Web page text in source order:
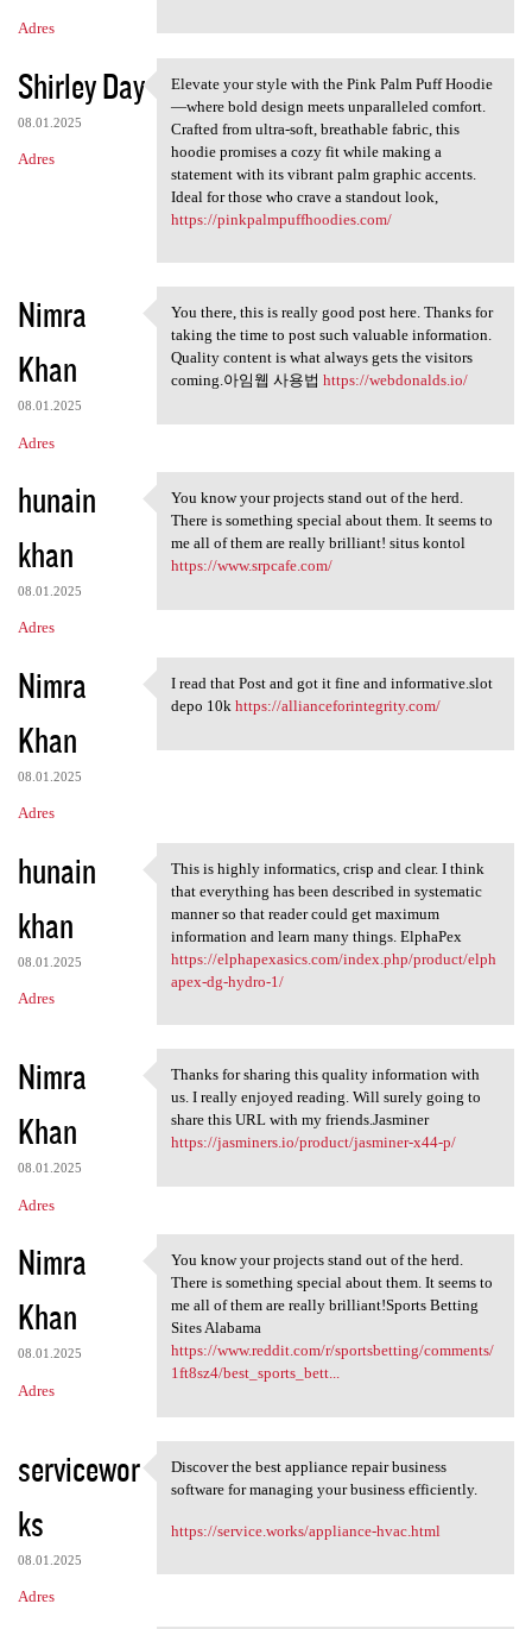
Adres
Shirley Day
08.01.2025
Adres
Elevate your style with the
Elevate your style with the Pink Palm Puff Hoodie
—where bold design meets unparalleled comfort.
Crafted from ultra-soft, breathable fabric, this
hoodie promises a cozy fit while making a
statement with its vibrant palm graphic accents.
Ideal for those who crave a standout look,
https://pinkpalmpuffhoodies.com/
Nimra
Khan
08.01.2025
Adres
You there, this is really
You there, this is really good post here. Thanks for
taking the time to post such valuable information.
Quality content is what always gets the visitors
coming.아임웹 사용법 https://webdonalds.io/
hunain
khan
08.01.2025
Adres
You know your projects stand
You know your projects stand out of the herd.
There is something special about them. It seems to
me all of them are really brilliant! situs kontol
https://www.srpcafe.com/
Nimra
Khan
08.01.2025
Adres
I read that Post and got it
I read that Post and got it fine and informative.slot
depo 10k https://allianceforintegrity.com/
hunain
khan
08.01.2025
Adres
This is highly informatics,
This is highly informatics, crisp and clear. I think
that everything has been described in systematic
manner so that reader could get maximum
information and learn many things. ElphaPex
https://elphapexasics.com/index.php/product/elph
apex-dg-hydro-1/
Nimra
Khan
08.01.2025
Adres
Thanks for sharing this
Thanks for sharing this quality information with
us. I really enjoyed reading. Will surely going to
share this URL with my friends.Jasminer
https://jasminers.io/product/jasminer-x44-p/
Nimra
Khan
08.01.2025
Adres
You know your projects stand
You know your projects stand out of the herd.
There is something special about them. It seems to
me all of them are really brilliant!Sports Betting
Sites Alabama
https://www.reddit.com/r/sportsbetting/comments/
1ft8sz4/best_sports_bett...
servicewor
ks
08.01.2025
Adres
Discover the best appliance
Discover the best appliance repair business
software for managing your business efficiently.
https://service.works/appliance-hvac.html